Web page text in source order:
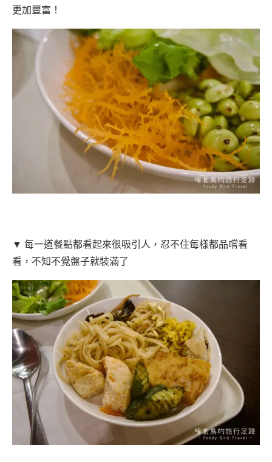
更加豐富！
▼ 每一道餐點都看起來很吸引人，忍不住每樣都品嚐看
看，不知不覺盤子就裝滿了